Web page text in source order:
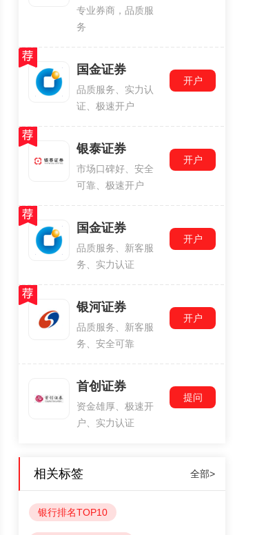
专业券商，品质服
务
国金证券
品质服务、实力认
证、极速开户
开户
银泰证券
市场口碑好、安全
可靠、极速开户
开户
国金证券
品质服务、新客服
务、实力认证
开户
银河证券
品质服务、新客服
务、安全可靠
开户
首创证券
资金雄厚、极速开
户、实力认证
提问
相关标签 全部>
银行排名TOP10